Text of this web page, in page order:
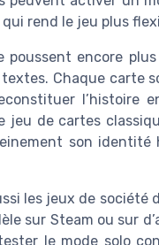
rend le jeu plus
poussent encore
Chaque carte
jeu de cartes
son
les jeux de
sur Steam ou sur
le mode solo